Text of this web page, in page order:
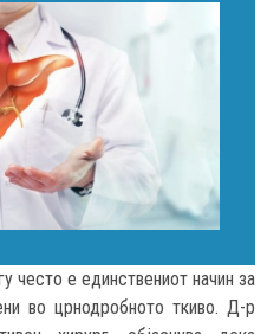
често е единствениот начин за
во црнодробното ткиво. Д-р